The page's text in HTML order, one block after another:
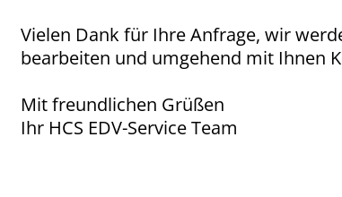
Vielen Dank für Ihre Anfrage, wir
bearbeiten und umgehend mit Ihnen
Mit freundlichen Grüßen
Ihr HCS EDV-Service Team